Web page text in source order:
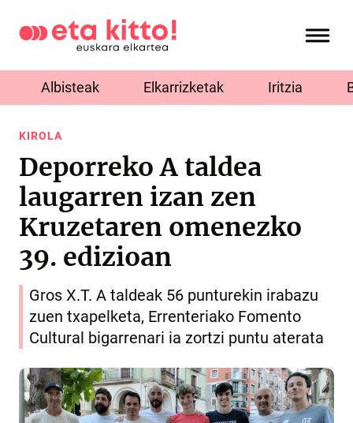
Albisteak Elkarrizketak Iritzia
KIROLA
Deporreko A taldea
laugarren izan zen
Kruzetaren omenezko
39. edizioan
Gros X.T. A taldeak 56 punturekin irabazu
zuen txapelketa, Errenteriako Fomento
Cultural bigarrenari ia zortzi puntu aterata